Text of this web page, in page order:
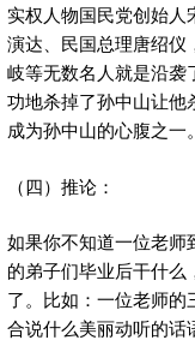
实权人物国民党创始人
演达、民国总理唐绍仪
岐等无数名人就是沿袭
功地杀掉了孙中山让他
成为孙中山的心腹之一。
（四）推论：
如果你不知道一位老师
的弟子们毕业后干什
了。比如：一位老师
合说什么美丽动听的话